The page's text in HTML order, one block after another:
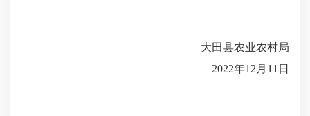
大田县农业农村局
2022年12月11日